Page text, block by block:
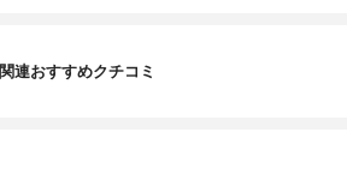
関連おすすめクチコミ